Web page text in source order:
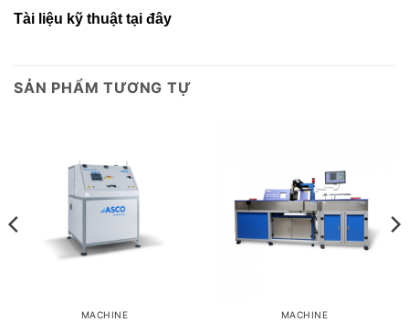
Tài liệu kỹ thuậttại đây
SẢN PHẨM TƯƠNG TỰ
MACHINE MACHINE